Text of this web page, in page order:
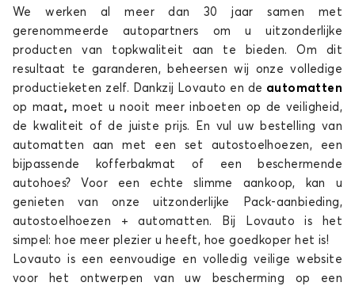
Automatten voor
Automatten voor
MERCEDES
Automatten voor
MG
Automatten voor
MINI
Automatten voor
MITSUBISHI
We werken al meer dan 30 jaar samen met
gerenommeerde autopartners om u uitzonderlijke
producten van topkwaliteit aan te bieden. Om dit
resultaat te garanderen, beheersen wij onze volledige
productieketen zelf. Dankzij Lovauto en de automatten
op maat,moet u nooit meer inboeten op de veiligheid,
de kwaliteit of de juiste prijs. En vul uw bestelling van
automatten aan met een set autostoelhoezen, een
bijpassende kofferbakmat of een beschermende
autohoes? Voor een echte slimme aankoop, kan u
genieten van onze uitzonderlijke Pack-aanbieding,
autostoelhoezen + automatten. Bij Lovauto is het
simpel: hoe meer plezier u heeft, hoe goedkoper het is!
Lovauto is een eenvoudige en volledig veilige website
voor het ontwerpen van uw bescherming op een